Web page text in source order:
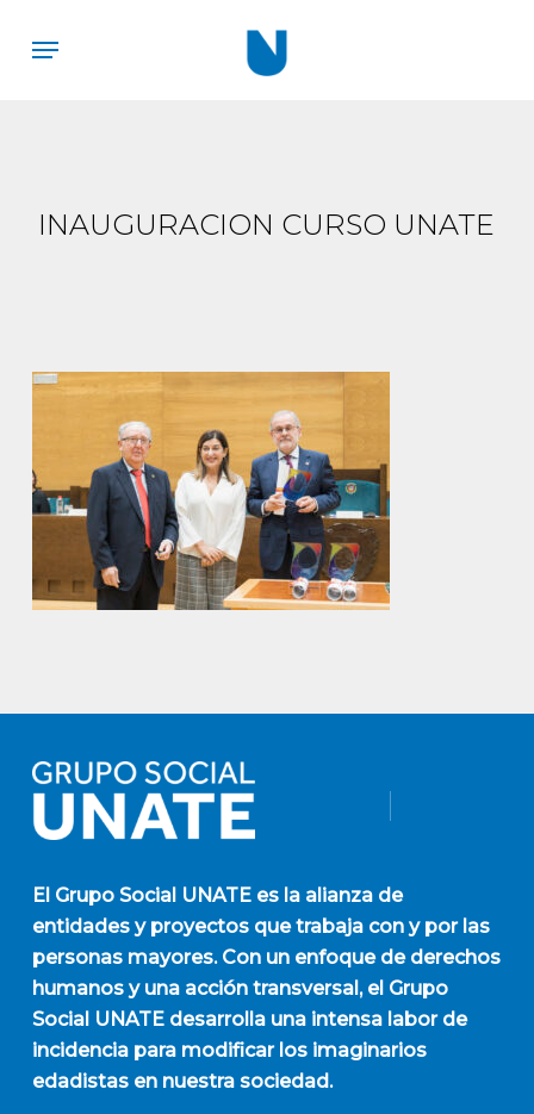
Menu
INAUGURACION CURSO UNATE
El Grupo Social UNATEes la alianza de
entidades y proyectos que trabaja con y por las
personas mayores. Con un enfoque de derechos
humanos y una acción transversal, el Grupo
Social UNATE desarrolla una intensa labor de
incidencia para modificar los imaginarios
edadistas en nuestra sociedad.